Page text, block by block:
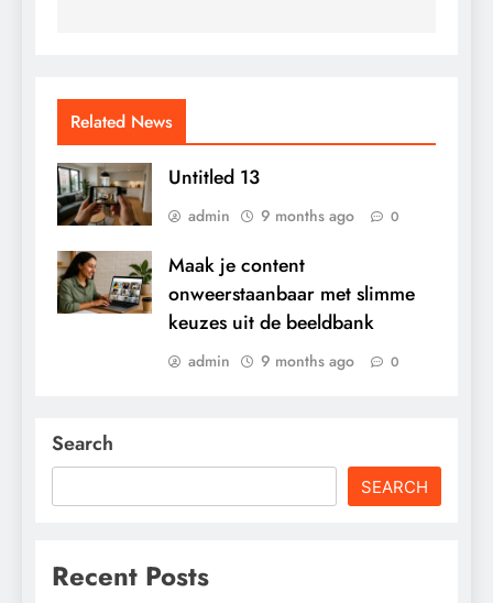
Related News
Untitled 13
admin 9 months ago 0
Maak je content
onweerstaanbaar met slimme
keuzes uit de beeldbank
admin 9 months ago 0
Search
SEARCH
Recent Posts